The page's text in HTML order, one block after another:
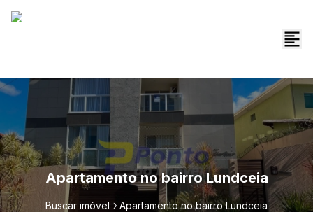
Apartamento no bairro Lundceia
Buscar imóvel Apartamento no bairro Lundceia